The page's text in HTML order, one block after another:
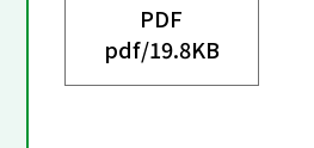
PDF
pdf/19.8KB